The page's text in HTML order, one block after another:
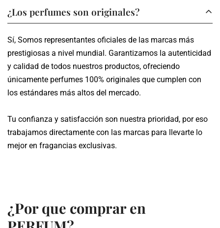
dependiendo de tu ubicación.
Te proporcionamos un número de seguimiento para que
puedas monitorear el estado de tu pedido en tiempo real.
¿Los perfumes son originales?
Sí, Somos representantes oficiales de las marcas más
prestigiosas a nivel mundial. Garantizamos la autenticidad
y calidad de todos nuestros productos, ofreciendo
únicamente perfumes 100% originales que cumplen con
los estándares más altos del mercado.
Tu confianza y satisfacción son nuestra prioridad, por eso
trabajamos directamente con las marcas para llevarte lo
mejor en fragancias exclusivas.
¿Por que comprar en